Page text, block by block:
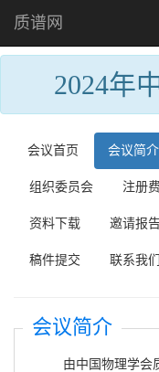
2024年
质谱网
会议首页 会议简介
组织委员会 注册费
资料下载 邀请报
稿件提交 联系我们
会议简介
由中国物理学会